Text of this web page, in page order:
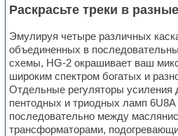
Раскрасьте треки в
Эмулируя четыре различных
объединенных в
схемы, HG-2 окрашивает ваш
широким спектром богатых и
Отдельные регуляторы
пентодных и триодных ламп
последовательно между
трансформаторами,